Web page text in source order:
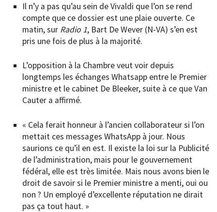
Il n’y a pas qu’au sein de Vivaldi que l’on se rend
compte que ce dossier est une plaie ouverte. Ce
matin, sur Radio 1, Bart De Wever (N-VA) s’en est
pris une fois de plus à la majorité.
L’opposition à la Chambre veut voir depuis
longtemps les échanges Whatsapp entre le Premier
ministre et le cabinet De Bleeker, suite à ce que Van
Cauter a affirmé.
« Cela ferait honneur à l’ancien collaborateur si l’on
mettait ces messages WhatsApp à jour. Nous
saurions ce qu’il en est. Il existe la loi sur la Publicité
de l’administration, mais pour le gouvernement
fédéral, elle est très limitée. Mais nous avons bien le
droit de savoir si le Premier ministre a menti, oui ou
non ? Un employé d’excellente réputation ne dirait
pas ça tout haut. »